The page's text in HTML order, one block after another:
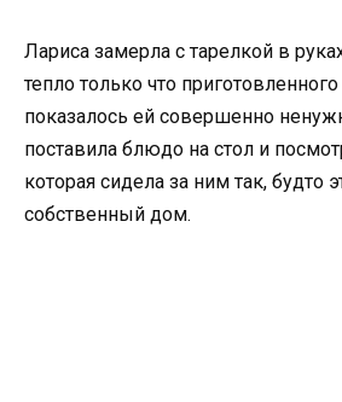
Лариса замерла с тарелкой в
тепло только что
показалось ей совершенно
поставила блюдо на стол и
которая сидела за ним так, будто
собственный дом.